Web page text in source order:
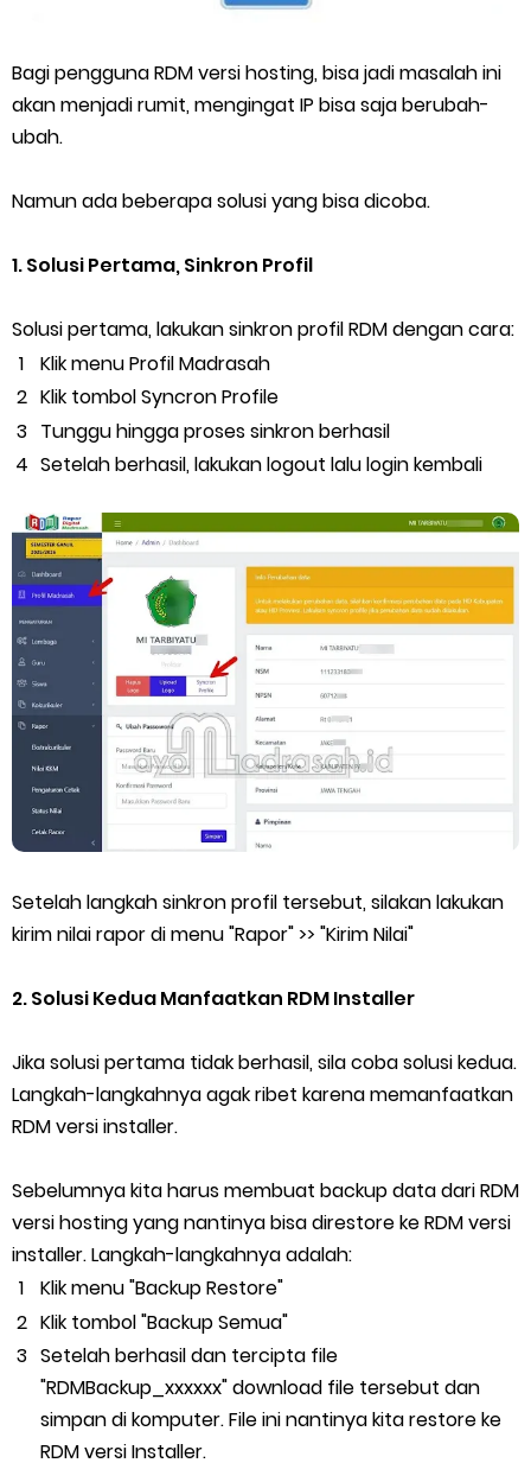
Bagi pengguna RDM versi hosting, bisa jadi masalah ini
akan menjadi rumit, mengingat IP bisa saja berubah-
ubah.
Namun ada beberapa solusi yang bisa dicoba.
1. Solusi Pertama, Sinkron Profil
Solusi pertama, lakukan sinkron profil RDM dengan cara:
Klik menu Profil Madrasah
Klik tombol Syncron Profile
Tunggu hingga proses sinkron berhasil
Setelah berhasil, lakukan logout lalu login kembali
Setelah langkah sinkron profil tersebut, silakan lakukan
kirim nilai rapor di menu "Rapor" >> "Kirim Nilai"
2. Solusi Kedua Manfaatkan RDM Installer
Jika solusi pertama tidak berhasil, sila coba solusi kedua.
Langkah-langkahnya agak ribet karena memanfaatkan
RDM versi installer.
Sebelumnya kita harus membuat backup data dari RDM
versi hosting yang nantinya bisa direstore ke RDM versi
installer. Langkah-langkahnya adalah:
Klik menu "Backup Restore"
Klik tombol "Backup Semua"
Setelah berhasil dan tercipta file
"RDMBackup_xxxxxx" download file tersebut dan
simpan di komputer. File ini nantinya kita restore ke
RDM versi Installer.